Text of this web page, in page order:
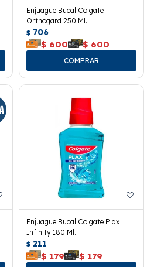
Enjuague Bucal Colgate
Orthogard 250 Ml.
$ 706
$ 600 $ 600
Enjuague Bucal Colgate Plax
Infinity 180 Ml.
$ 211
$ 179 $ 179